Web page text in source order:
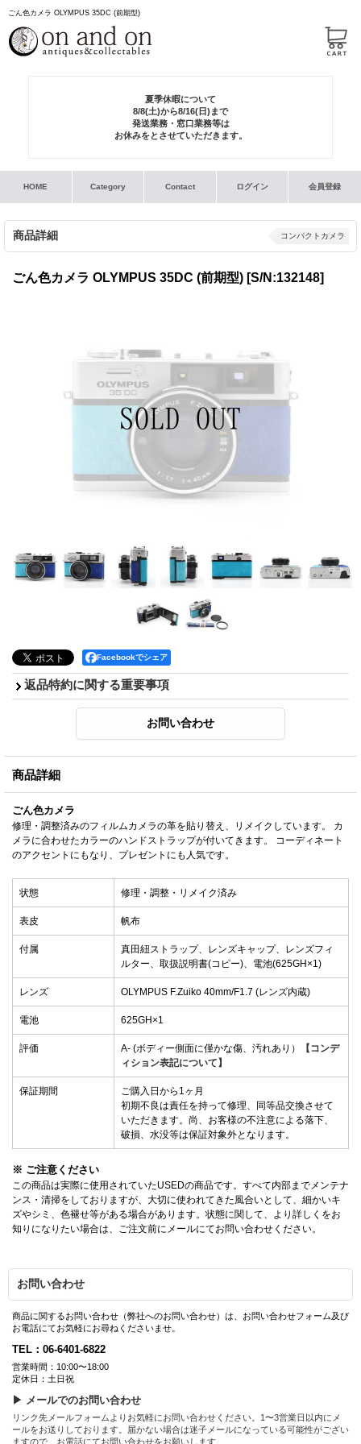
ごん色カメラ OLYMPUS 35DC (前期型)
夏季休暇について
8/8(土)から8/16(日)まで
発送業務・窓口業務等は
お休みをとさせていただきます。
HOME Category Contact ログイン 会員登録
商品詳細 コンパクトカメラ
ごん色カメラ OLYMPUS 35DC (前期型) [S/N:132148]
Facebookでシェア
返品特約に関する重要事項
商品詳細
ごん色カメラ
修理・調整済みのフィルムカメラの革を貼り替え、リメイクしています。 カ
メラに合わせたカラーのハンドストラップが付いてきます。 コーディネート
のアクセントにもなり、プレゼントにも人気です。
状態 修理・調整・リメイク済み
表皮 帆布
付属
真田紐ストラップ、レンズキャップ、レンズフィ
ルター、取扱説明書(コピー)、電池(625GH×1)
レンズ OLYMPUS F.Zuiko 40mm/F1.7 (レンズ内蔵)
電池 625GH×1
評価 A- (ボディー側面に僅かな傷、汚れあり）
【コンデ
ィション表記について】
保証期間
ご購入日から1ヶ月
初期不良は責任を持って修理、同等品交換させて
いただきます。尚、お客様の不注意による落下、
破損、水没等は保証対象外となります。
※ ご注意ください
この商品は実際に使用されていたUSEDの商品です。すべて内部までメンテナ
ンス・清掃をしておりますが、大切に使われてきた風合いとして、細かいキ
ズやシミ、色褪せ等がある場合があります。状態に関して、より詳しくをお
知りになりたい場合は、ご注文前にメールにてお問い合わせください。
お問い合わせ
商品に関するお問い合わせ（弊社へのお問い合わせ）は、お問い合わせフォーム及び
お電話にてお気軽にお尋ねくださいませ。
TEL：06-6401-6822
営業時間：10:00〜18:00
定休日：土日祝
▶ メールでのお問い合わせ
リンク先メールフォームよりお気軽にお問い合わせください。1〜3営業日以内にメ
ールをお送りしております。届かない場合は迷子メールになっている可能性がござい
ますので、お電話にてお問い合わせをお願いします。